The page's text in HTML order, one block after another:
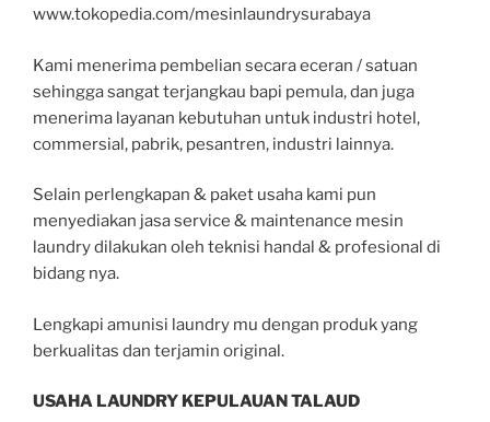
www.tokopedia.com/mesinlaundrysurabaya
Kami menerima pembelian secara eceran / satuan
sehingga sangat terjangkau bapi pemula, dan juga
menerima layanan kebutuhan untuk industri hotel,
commersial, pabrik, pesantren, industri lainnya.
Selain perlengkapan & paket usaha kami pun
menyediakan jasa service & maintenance mesin
laundry dilakukan oleh teknisi handal & profesional di
bidang nya.
Lengkapi amunisi laundry mu dengan produk yang
berkualitas dan terjamin original.
USAHA LAUNDRY KEPULAUAN TALAUD